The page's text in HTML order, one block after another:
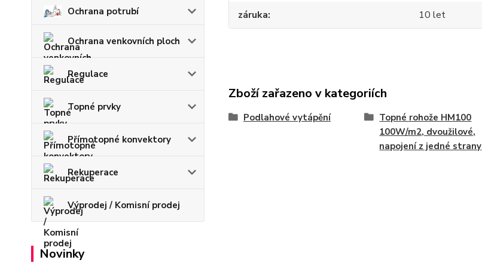
Ochrana potrubí
Ochrana venkovních ploch
Regulace
Topné prvky
Přímotopné konvektory
Rekuperace
Výprodej / Komisní prodej
Novinky
záruka
10 let
Zboží zařazeno v kategoriích
Podlahové vytápění
Topné rohože HM100
100W/m2, dvoužilové,
napojení z jedné strany